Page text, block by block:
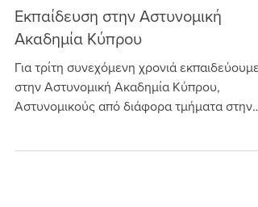
Εκπαίδευση στην Αστυνομική
Ακαδημία Κύπρου
Για τρίτη συνεχόμενη χρονιά εκπαιδεύουμε
στην Αστυνομική Ακαδημία Κύπρου,
Αστυνομικούς από διάφορα τμήματα στην